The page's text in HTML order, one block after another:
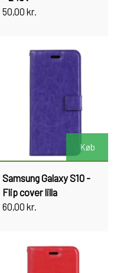
50,00 kr.
Køb
Samsung Galaxy S10 -
Flip cover lilla
60,00 kr.